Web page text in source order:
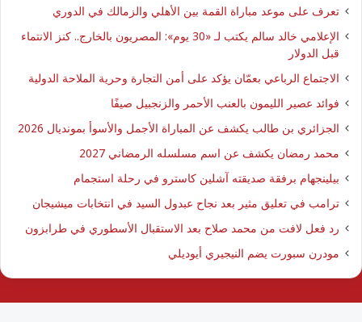
تعرف على موعد مباراة القمة بين الأهلي والزمالك في الدوري
الإعلامي خالد سالم يكتب لـ «30 يوم»: المصريون بالخارج.. كنز الانتماء
قبل الدولار
الاجتماع الرباعي بعمّان يؤكد على أمن التجارة وحرية الملاحة الدولية
فوائد عصير الليمون بالعنب الأحمر والزنجبيل صيفًا
الجزائري بن طالب يكشف عن المباراة الأجمل والأسوأ بمونديال 2026
محمد رمضان يكشف عن اسم مسلسله الرمضاني 2027
بيلينجهام برفقة صديقته آشلين كاسترو في رحلة استجمام
ترامب في تعليق مثير بعد نجاح عبدول السيد في انتخابات ميشيجان
رد فعل لافت من محمد صلاح بعد الاستقبال الأسطوري في طرابزون
مودرن سبورت يضم النيجيري أيوديلي